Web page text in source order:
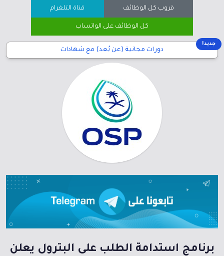
قروب كل الوظائف قناة التلغرام
كل الوظائف على الواتساب
جديد!
دورات مجانية (عن بُعد) مع شهادات
برنامج استدامة الطلب على البترول يعلن